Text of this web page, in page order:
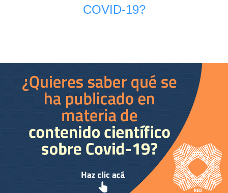
COVID-19?